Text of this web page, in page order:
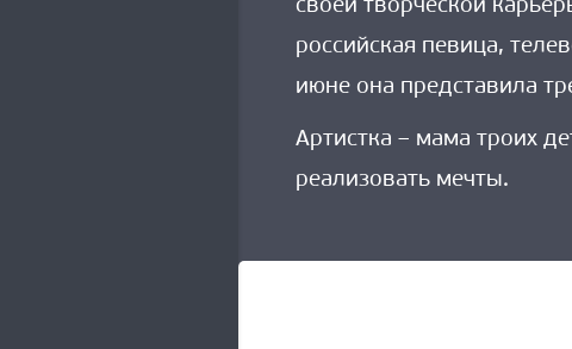
своей творческой
российская певица,
июне она представила
Артистка – мама троих
реализовать мечты.